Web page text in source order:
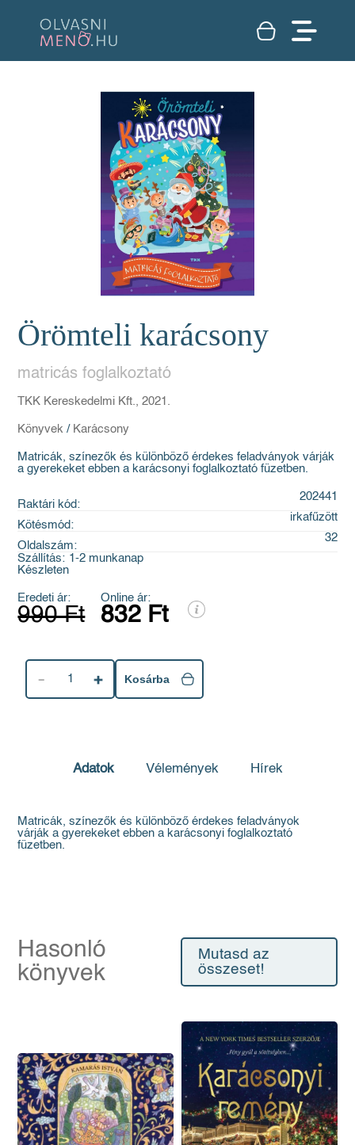
Örömteli karácsony
matricás foglalkoztató
TKK Kereskedelmi Kft., 2021.
Könyvek / Karácsony
Matricák, színezők és különböző érdekes feladványok várják
a gyerekeket ebben a karácsonyi foglalkoztató füzetben.
Raktári kód:
202441
Kötésmód:
irkafűzött
Oldalszám:
32
Szállítás: 1-2 munkanap
Készleten
Eredeti ár:
990 Ft
Online ár:
832 Ft
1 Kosárba
Adatok Vélemények Hírek
Matricák, színezők és különböző érdekes feladványok
várják a gyerekeket ebben a karácsonyi foglalkoztató
füzetben.
Hasonló
könyvek
Mutasd az
összeset!